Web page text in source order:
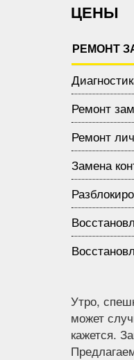
ЦЕНЫ
РЕМОНТ
Ремонт
Ремонт
Замена
Утро,
может
кажется.